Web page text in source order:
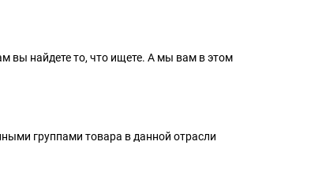
вы найдете то, что ищете. А мы вам в этом
группами товара в данной отрасли